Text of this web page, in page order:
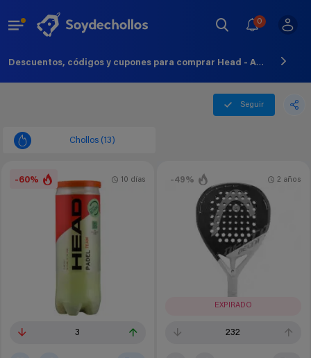
0
Descuentos, códigos y cupones para comprar Head - Agosto - 2026
Seguir
Chollos (13)
-60%
3
10 días -49%
EXPIRADO
232
2 años